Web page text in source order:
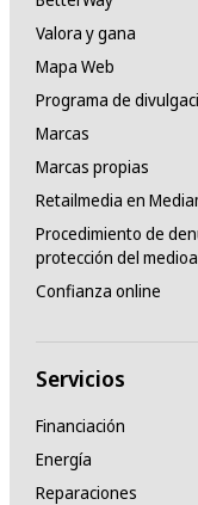
Valora y gana
Mapa Web
Programa de
Marcas
Marcas propias
Retailmedia en
Procedimiento de
protección del
Confianza online
Servicios
Financiación
Energía
Reparaciones